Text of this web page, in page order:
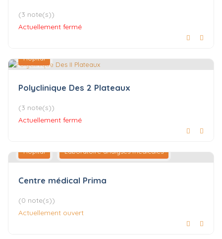
(3 note(s))
Actuellement fermé
Hôpital
Polyclinique Des 2 Plateaux
(3 note(s))
Actuellement fermé
Hôpital Laboratoire analyses médicales
Centre médical Prima
(0 note(s))
Actuellement ouvert